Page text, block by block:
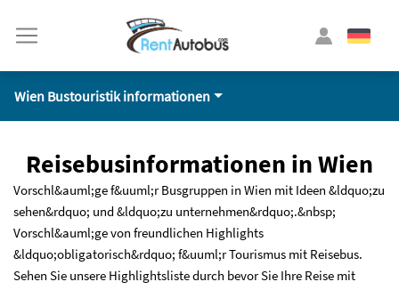
Wien Bustouristik informationen
Reisebusinformationen in Wien
Vorschl&auml;ge f&uuml;r Busgruppen in Wien mit Ideen &ldquo;zu
sehen&rdquo; und &ldquo;zu unternehmen&rdquo;.&nbsp;
Vorschl&auml;ge von freundlichen Highlights
&ldquo;obligatorisch&rdquo; f&uuml;r Tourismus mit Reisebus.
Sehen Sie unsere Highlightsliste durch bevor Sie Ihre Reise mit